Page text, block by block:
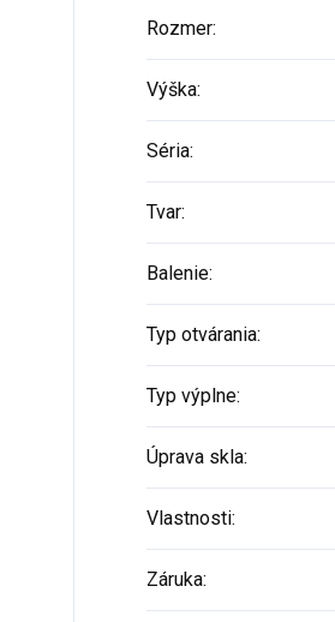
Rozmer:
Výška:
Séria:
Tvar:
Balenie:
Typ otvárania:
Typ výplne:
Úprava skla:
Vlastnosti:
Záruka: